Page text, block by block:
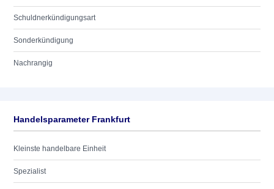
Schuldnerkündigungsart
Sonderkündigung
Nachrangig
Handelsparameter Frankfurt
Kleinste handelbare Einheit
Spezialist